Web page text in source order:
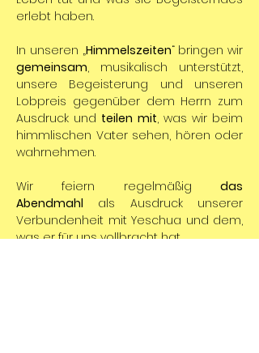
erlebt haben.
In unseren „Himmelszeiten
gemeinsam,
musikalisch unterstützt,
unsere Begeisterung und unseren
Lobpreis gegenüber dem Herrn zum
Ausdruck und teilen mit, was wir beim
himmlischen Vater sehen, hören oder
wahrnehmen.
Wir feiern regelmäßig das
Abendmahl als Ausdruck unserer
Verbundenheit mit Yeschua und dem,
was er für uns vollbracht hat.